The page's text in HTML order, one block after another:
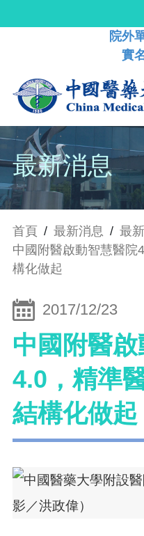
院外
實
最新消息
首頁 / 最新消息 / 最
中國附醫啟動智慧醫院
構化做起
2017/12/23
中國附醫
4.0，精準
結構化做起